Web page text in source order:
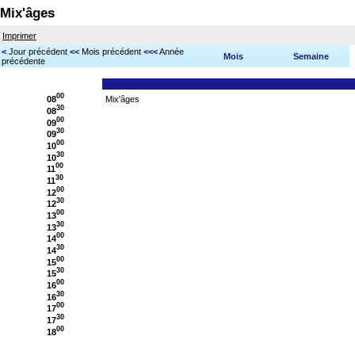
Mix'âges
Imprimer
< Jour précédent << Mois précédent <<<Année
précédente
Mois Semaine
0800
0830
0900
0930
1000
1030
1100
1130
1200
1230
1300
1330
1400
1430
1500
1530
1600
1630
1700
1730
1800
Mix'âges